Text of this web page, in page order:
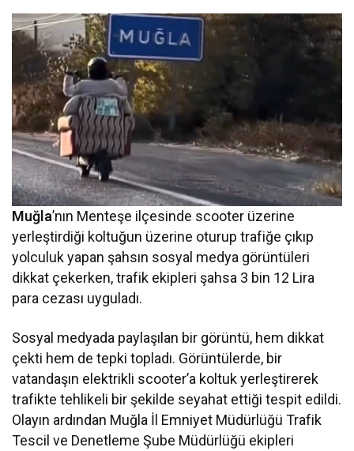
Muğla’nın Menteşe ilçesinde scooter üzerine
yerleştirdiği koltuğun üzerine oturup trafiğe çıkıp
yolculuk yapan şahsın sosyal medya görüntüleri
dikkat çekerken, trafik ekipleri şahsa 3 bin 12 Lira
para cezası uyguladı.
Sosyal medyada paylaşılan bir görüntü, hem dikkat
çekti hem de tepki topladı. Görüntülerde, bir
vatandaşın elektrikli scooter’a koltuk yerleştirerek
trafikte tehlikeli bir şekilde seyahat ettiği tespit edildi.
Olayın ardından Muğla İl Emniyet Müdürlüğü Trafik
Tescil ve Denetleme Şube Müdürlüğü ekipleri